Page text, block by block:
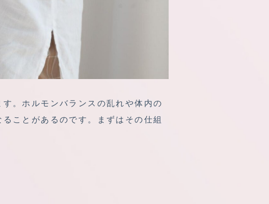
。ホルモンバランスの乱れや体内の
ことがあるのです。まずはその仕組